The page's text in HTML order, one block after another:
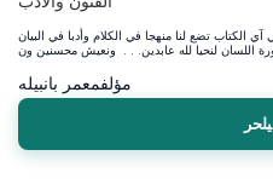
تضع لنا منهجا في الكلام وأدبا في البيان
مؤلفمعمر بانبيله